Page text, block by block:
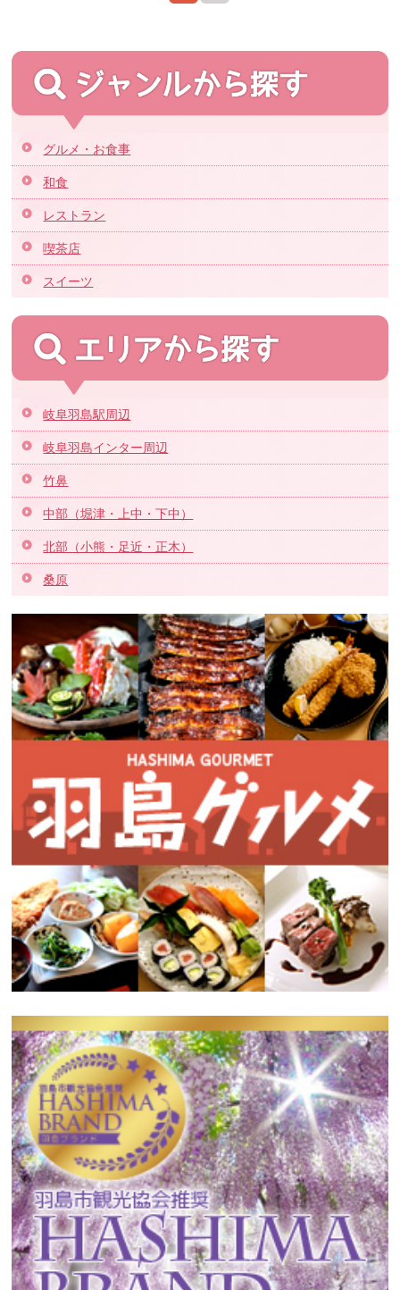
グルメ・お食事
和食
レストラン
喫茶店
スイーツ
岐阜羽島駅周辺
岐阜羽島インター周辺
竹鼻
中部（堀津・上中・下中）
北部（小熊・足近・正木）
桑原